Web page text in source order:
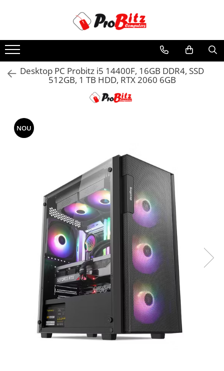
Laptopuri si accesorii
Laptopuri
Laptopuri Noi
Laptopuri Second-hand
Componente NOI Laptop
Componente REFURBISHED Laptop
Hard Disk-uri Refurbished
Accesorii Laptop
Docking stations
Genti Laptop
Incarcatoare laptop
Incarcatoare laptop refurbished
Standuri și Coolere Laptop
Alte accesorii
Card reader
PC, Componente & Software
Calculatoare
Desktop PC Probitz i5 14400F, 16GB DDR4, SSD
512GB, 1 TB HDD, RTX 2060 6GB
NOU